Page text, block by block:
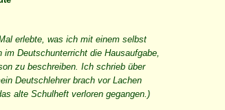
erlebte, was ich mit einem selbst
Deutschunterricht die Hausaufgabe,
zu beschreiben. Ich schrieb über
Deutschlehrer brach vor Lachen
alte Schulheft verloren gegangen.)